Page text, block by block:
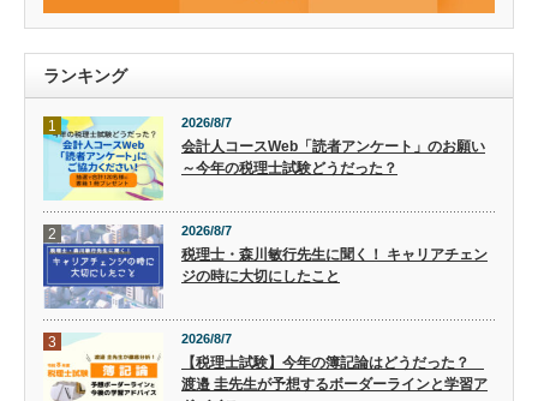
ランキング
1 2026/8/7
会計人コースWeb「読者アンケート」のお願い
～今年の税理士試験どうだった？
2 2026/8/7
税理士・森川敏行先生に聞く！ キャリアチェン
ジの時に大切にしたこと
3 2026/8/7
【税理士試験】今年の簿記論はどうだった？
渡邉 圭先生が予想するボーダーラインと学習ア